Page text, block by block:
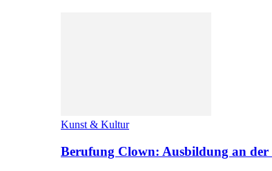
Kunst & Kultur
Berufung Clown: Ausbildung an